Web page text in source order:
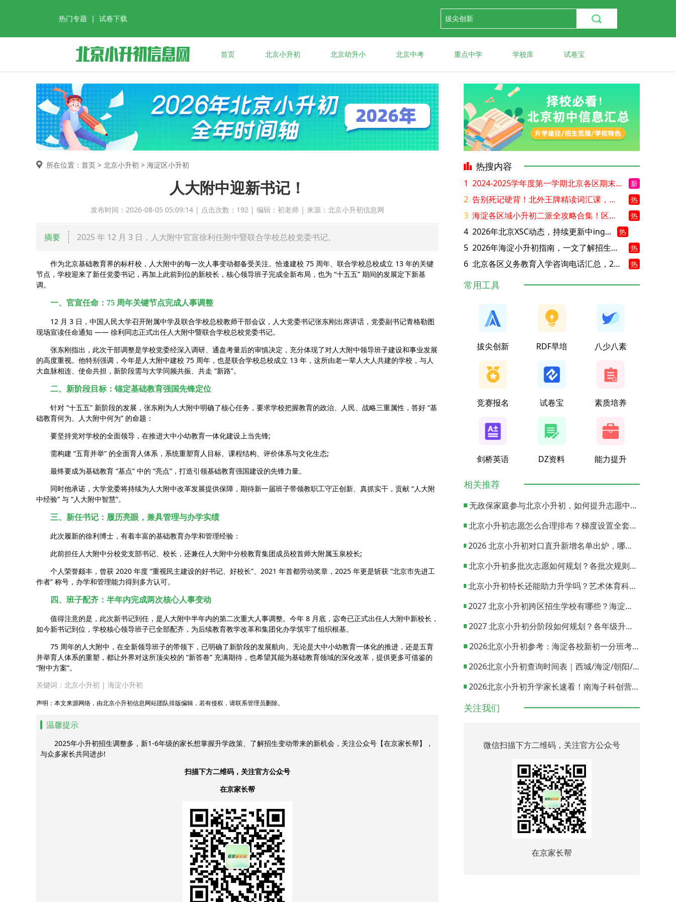
热门专题 | 试卷下载
首页 北京小升初 北京幼升小 北京中考 重点中学 学校库 试卷宝
所在位置：首页 > 北京小升初 > 海淀区小升初
人大附中迎新书记！
发布时间：2026-08-05 05:09:14 | 点击次数：192 | 编辑：初老师 | 来源：北京小升初信息网
摘要 2025 年 12 月 3 日，人大附中官宣徐利任附中暨联合学校总校党委书记。
作为北京基础教育界的标杆校，人大附中的每一次人事变动都备受关注。恰逢建校 75 周年、联合学校总校成立 13 年的关键
节点，学校迎来了新任党委书记，再加上此前到位的新校长，核心领导班子完成全新布局，也为 “十五五” 期间的发展定下新基
调。
一、官宣任命：75 周年关键节点完成人事调整
12 月 3 日，中国人民大学召开附属中学及联合学校总校教师干部会议，人大党委书记张东刚出席讲话，党委副书记青格勒图
现场宣读任命通知 —— 徐利同志正式出任人大附中暨联合学校总校党委书记。
张东刚指出，此次干部调整是学校党委经深入调研、通盘考量后的审慎决定，充分体现了对人大附中领导班子建设和事业发展
的高度重视。他特别强调，今年是人大附中建校 75 周年，也是联合学校总校成立 13 年，这所由老一辈人大人共建的学校，与人
大血脉相连、使命共担，新阶段需与大学同频共振、共走 “新路”。
二、新阶段目标：锚定基础教育强国先锋定位
针对 “十五五” 新阶段的发展，张东刚为人大附中明确了核心任务，要求学校把握教育的政治、人民、战略三重属性，答好 “基
础教育何为、人大附中何为” 的命题：
要坚持党对学校的全面领导，在推进大中小幼教育一体化建设上当先锋;
需构建 “五育并举” 的全面育人体系，系统重塑育人目标、课程结构、评价体系与文化生态;
最终要成为基础教育 “基点” 中的 “亮点”，打造引领基础教育强国建设的先锋力量。
同时他承诺，大学党委将持续为人大附中改革发展提供保障，期待新一届班子带领教职工守正创新、真抓实干，贡献 “人大附
中经验” 与 “人大附中智慧”。
三、新任书记：履历亮眼，兼具管理与办学实绩
此次履新的徐利博士，有着丰富的基础教育办学和管理经验：
此前担任人大附中分校党支部书记、校长，还兼任人大附中分校教育集团成员校首师大附属玉泉校长;
个人荣誉颇丰，曾获 2020 年度 “重视民主建设的好书记、好校长”、2021 年首都劳动奖章，2025 年更是斩获 “北京市先进工
作者” 称号，办学和管理能力得到多方认可。
四、班子配齐：半年内完成两次核心人事变动
值得注意的是，此次新书记到任，是人大附中半年内的第二次重大人事调整。今年 8 月底，宓奇已正式出任人大附中新校长，
如今新书记到位，学校核心领导班子已全部配齐，为后续教育教学改革和集团化办学筑牢了组织根基。
75 周年的人大附中，在全新领导班子的带领下，已明确了新阶段的发展航向。无论是大中小幼教育一体化的推进，还是五育
并举育人体系的重塑，都让外界对这所顶尖校的 “新答卷” 充满期待，也希望其能为基础教育领域的深化改革，提供更多可借鉴的
“附中方案”。
关键词： 北京小升初 | 海淀小升初
声明：本文来源网络，由北京小升初信息网站团队排版编辑，若有侵权，请联系管理员删除。
温馨提示
2025年小升初招生调整多，新1-6年级的家长想掌握升学政策、了解招生变动带来的新机会，关注公众号【在京家长帮】，
与众多家长共同进步!
扫描下方二维码，关注官方公众号
在京家长帮
热搜内容
1 2024-2025学年度第一学期北京各区期末考试真题试卷汇总 新
2 告别死记硬背！北外王牌精读词汇课，帮孩子突破英语词汇难关 热
3 海淀各区域小升初二派全攻略合集！区域一至五志愿填报、升学策略详解 热
4 2026年北京XSC动态，持续更新中ing... 热
5 2026年海淀小升初指南，一文了解招生政策要点 热
6 北京各区义务教育入学咨询电话汇总，25年小升初家长提前收藏 热
常用工具
拔尖创新 RDF早培 八少八素
竞赛报名 试卷宝 素质培养
剑桥英语 DZ资料 能力提升
相关推荐
无政保家庭参与北京小升初，如何提升志愿中签概率？
北京小升初志愿怎么合理排布？梯度设置全套策略与填报避坑指南
2026 北京小升初对口直升新增名单出炉，哪些小学可以直升优质初中？
北京小升初多批次志愿如何规划？各批次规则与填报实操指南
北京小升初特长还能助力升学吗？艺术体育科技特长机会与误区全面解析
2027 北京小升初跨区招生学校有哪些？海淀西城东城全市招生校完整汇总
2027 北京小升初分阶段如何规划？各年级升学节点与升学通道全梳理
2026北京小升初参考：海淀各校新初一分班考试日期汇总
2026北京小升初查询时间表｜西城/海淀/朝阳/东城/丰台一键对照
2026北京小升初升学家长速看！南海子科创营报名通道正式开启
关注我们
微信扫描下方二维码，关注官方公众号
在京家长帮